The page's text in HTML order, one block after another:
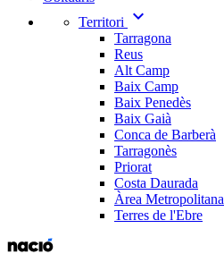
Territori
expand_more
Tarragona
Reus
Alt Camp
Baix Camp
Baix Penedès
Baix Gaià
Conca de Barberà
Tarragonès
Priorat
Costa Daurada
Àrea Metropolitana
Terres de l'Ebre